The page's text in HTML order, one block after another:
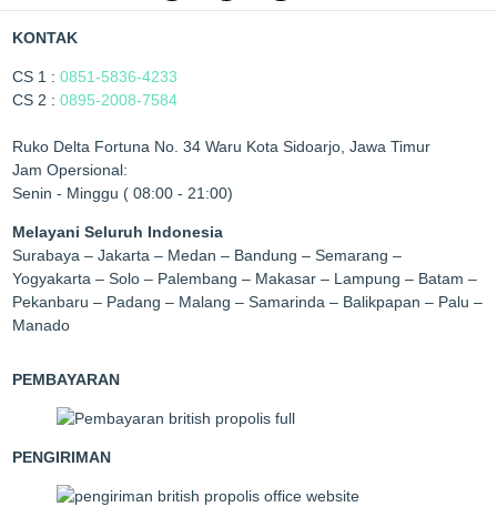
KONTAK
CS 1 :0851-5836-4233
CS 2 :0895-2008-7584
Ruko Delta Fortuna No. 34 Waru Kota Sidoarjo, Jawa Timur
Jam Opersional:
Senin - Minggu ( 08:00 - 21:00)
Melayani Seluruh Indonesia
Surabaya – Jakarta – Medan – Bandung – Semarang –
Yogyakarta – Solo – Palembang – Makasar – Lampung – Batam –
Pekanbaru – Padang – Malang – Samarinda – Balikpapan – Palu –
Manado
PEMBAYARAN
PENGIRIMAN